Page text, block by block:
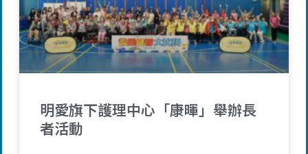
明愛旗下護理中心「康暉」舉辦長
者活動